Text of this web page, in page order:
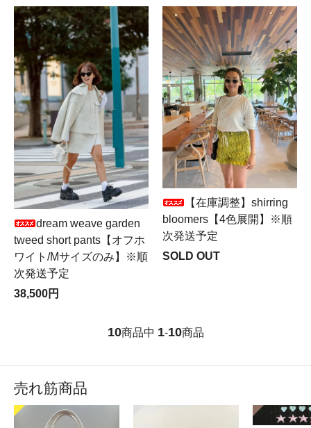
dream weave garden
tweed short pants【オフホ
ワイト/Mサイズのみ】※順
次発送予定
38,500円
【在庫調整】shirring
bloomers【4色展開】※順
次発送予定
SOLD OUT
10商品中 1-10商品
売れ筋商品